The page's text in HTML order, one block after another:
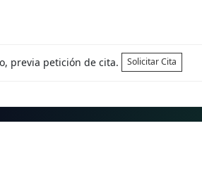
previa petición de cita. Solicitar Cita